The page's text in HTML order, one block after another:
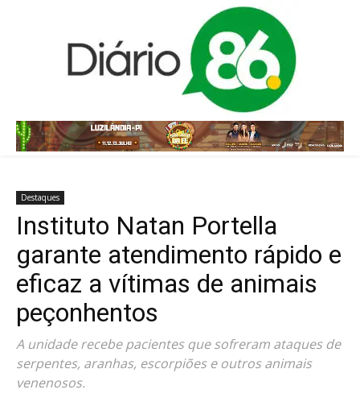
Destaques
Instituto Natan Portella
garante atendimento rápido e
eficaz a vítimas de animais
peçonhentos
A unidade recebe pacientes que sofreram ataques de
serpentes, aranhas, escorpiões e outros animais
venenosos.